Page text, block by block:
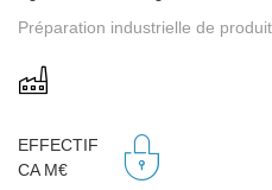
Préparation industrielle de
EFFECTIF
CA M€